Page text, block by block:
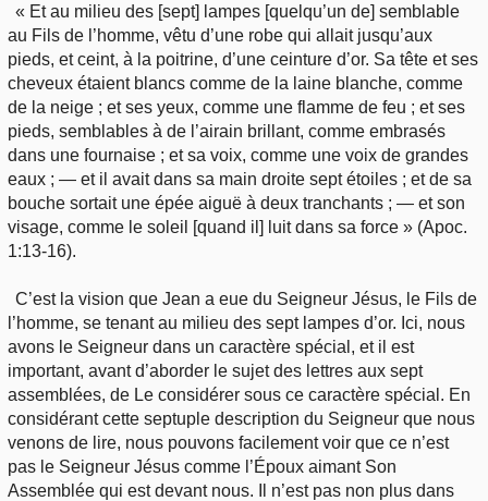
« Et au milieu des [sept] lampes [quelqu’un de] semblable
au Fils de l’homme, vêtu d’une robe qui allait jusqu’aux
pieds, et ceint, à la poitrine, d’une ceinture d’or. Sa tête et ses
cheveux étaient blancs comme de la laine blanche, comme
de la neige ; et ses yeux, comme une flamme de feu ; et ses
pieds, semblables à de l’airain brillant, comme embrasés
dans une fournaise ; et sa voix, comme une voix de grandes
eaux ; — et il avait dans sa main droite sept étoiles ; et de sa
bouche sortait une épée aiguë à deux tranchants ; — et son
visage, comme le soleil [quand il] luit dans sa force » (Apoc.
1:13-16).
C’est la vision que Jean a eue du Seigneur Jésus, le Fils de
l’homme, se tenant au milieu des sept lampes d’or. Ici, nous
avons le Seigneur dans un caractère spécial, et il est
important, avant d’aborder le sujet des lettres aux sept
assemblées, de Le considérer sous ce caractère spécial. En
considérant cette septuple description du Seigneur que nous
venons de lire, nous pouvons facilement voir que ce n’est
pas le Seigneur Jésus comme l’Époux aimant Son
Assemblée qui est devant nous. Il n’est pas non plus dans